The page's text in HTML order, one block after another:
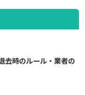
去時のルール・業者の